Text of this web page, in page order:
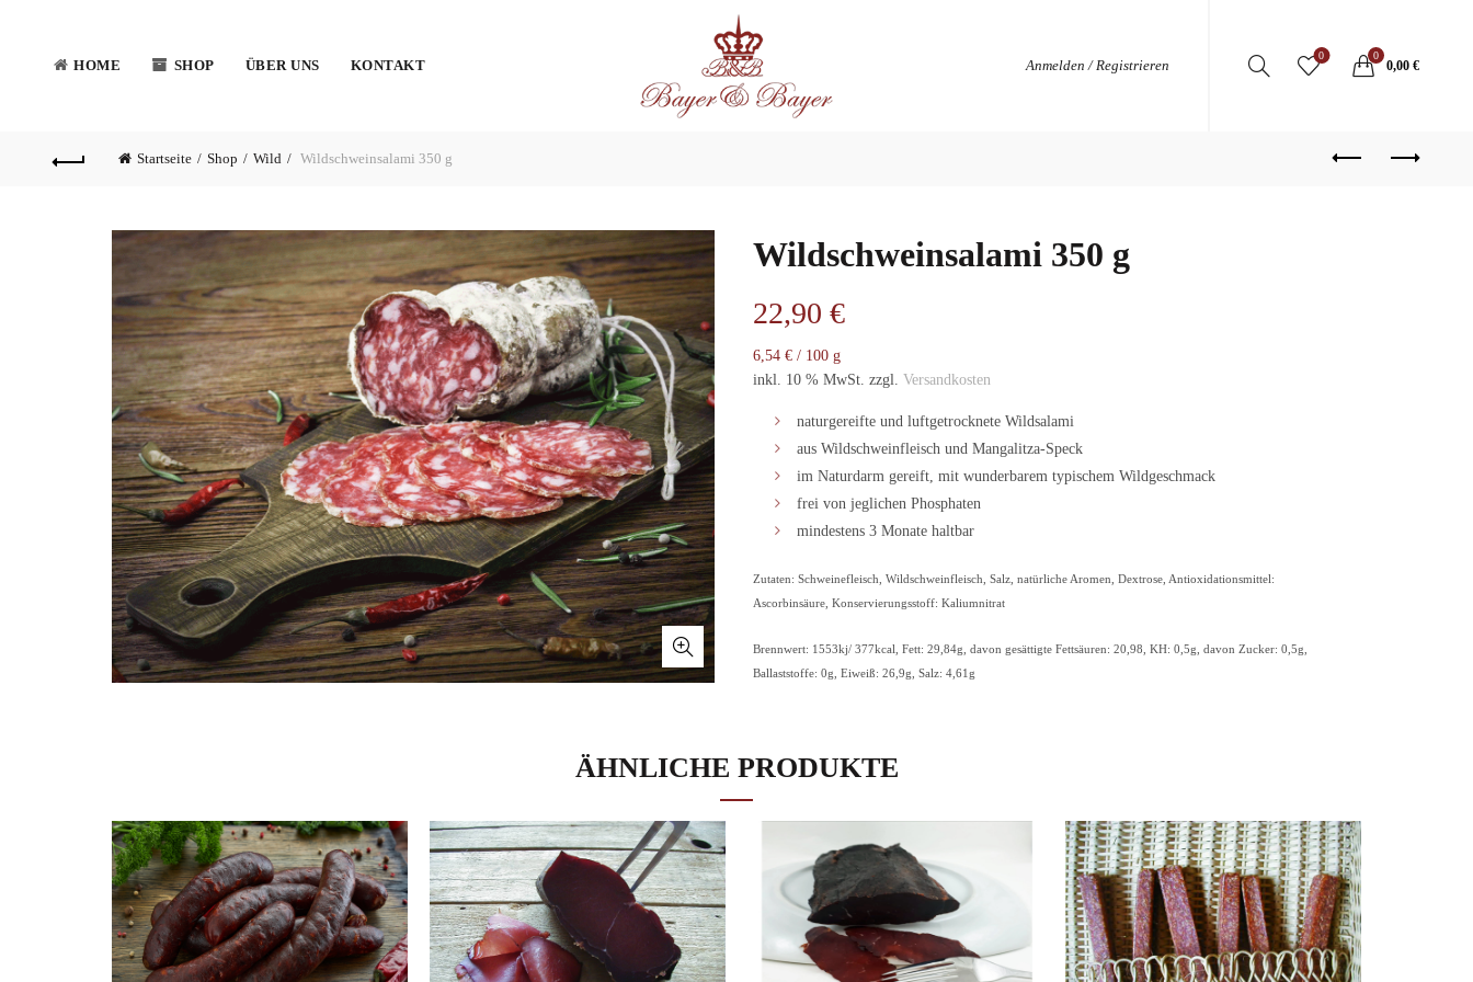
HOME SHOP ÜBER UNS KONTAKT Anmelden / Registrieren
0 0
0,00 €
Startseite Shop Wild Wildschweinsalami 350 g
Wildschweinsalami 350 g
22,90 €
6,54 € / 100 g
inkl. 10 % MwSt. zzgl. Versandkosten
naturgereifte und luftgetrocknete Wildsalami
aus Wildschweinfleisch und Mangalitza-Speck
im Naturdarm gereift, mit wunderbarem typischem Wildgeschmack
frei von jeglichen Phosphaten
mindestens 3 Monate haltbar
Zutaten: Schweinefleisch, Wildschweinfleisch, Salz, natürliche Aromen, Dextrose, Antioxidationsmittel:
Ascorbinsäure, Konservierungsstoff: Kaliumnitrat
Brennwert: 1553kj/ 377kcal, Fett: 29,84g, davon gesättigte Fettsäuren: 20,98, KH: 0,5g, davon Zucker: 0,5g,
Ballaststoffe: 0g, Eiweiß: 26,9g, Salz: 4,61g
ZUSÄTZLICHE INFORMATION
Gewicht 350 g
ÄHNLICHE PRODUKTE